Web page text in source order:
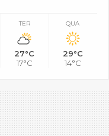
TER
27°C
17°C
QUA
29°C
14°C